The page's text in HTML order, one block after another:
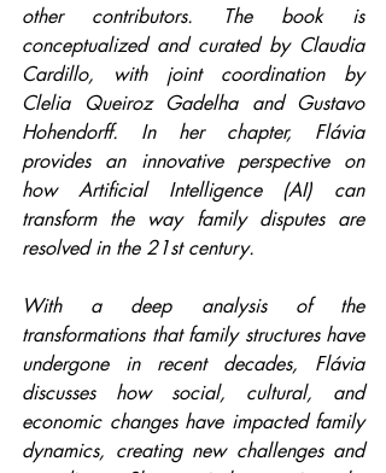
other contributors. The book is
conceptualized and curated by Claudia
Cardillo, with joint coordination by
Clelia Queiroz Gadelha and Gustavo
Hohendorff. In her chapter, Flávia
provides an innovative perspective on
how Artificial Intelligence (AI) can
transform the way family disputes are
resolved in the 21st century.
With a deep analysis of the
transformations that family structures have
undergone in recent decades, Flávia
discusses how social, cultural, and
economic changes have impacted family
dynamics, creating new challenges and